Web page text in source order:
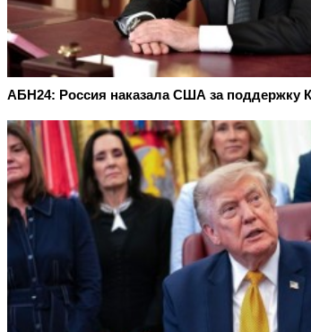
АБН24: Россия наказала США за поддержку